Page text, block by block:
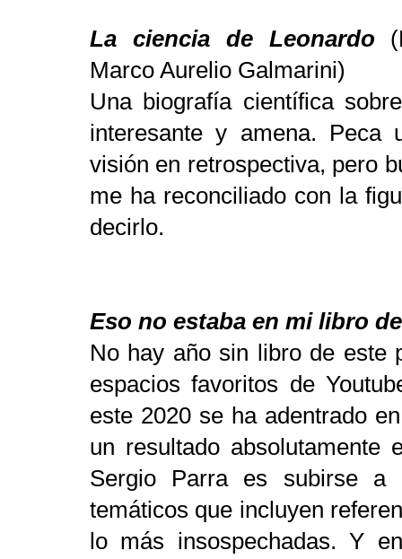
La ciencia de Leonardo
Marco Aurelio Galmarini)
Una biografía científica
interesante y amena.
visión en retrospectiva, pero
me ha reconciliado con la
decirlo.
Eso no estaba en mi libro
No hay año sin libro de este
espacios favoritos de
este 2020 se ha adentrado
un resultado absolutamente
Sergio Parra es subirse a
temáticos que incluyen
lo más insospechadas. Y